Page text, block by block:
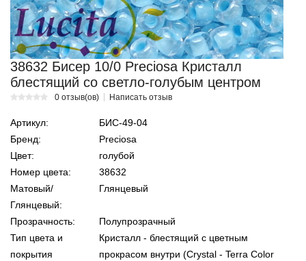
38632 Бисер 10/0 Preciosa Кристалл
блестящий со светло-голубым центром
0 отзыв(ов) Написать отзыв
Артикул:
БИС-49-04
Бренд:
Preciosa
Цвет:
голубой
Номер цвета:
38632
Матовый/
Глянцевый:
Глянцевый
Прозрачность:
Полупрозрачный
Тип цвета и
покрытия
Кристалл - блестящий с цветным
прокрасом внутри (Crystal - Terra Color